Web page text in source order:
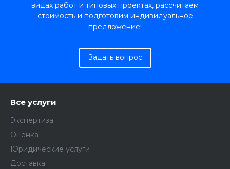
видах работ и типовых проектах, рассчитаем
стоимость и подготовим индивидуальное
предложение!
Задать вопрос
Все услуги
Экспертиза
Оценка
Юридические услуги
Доставка